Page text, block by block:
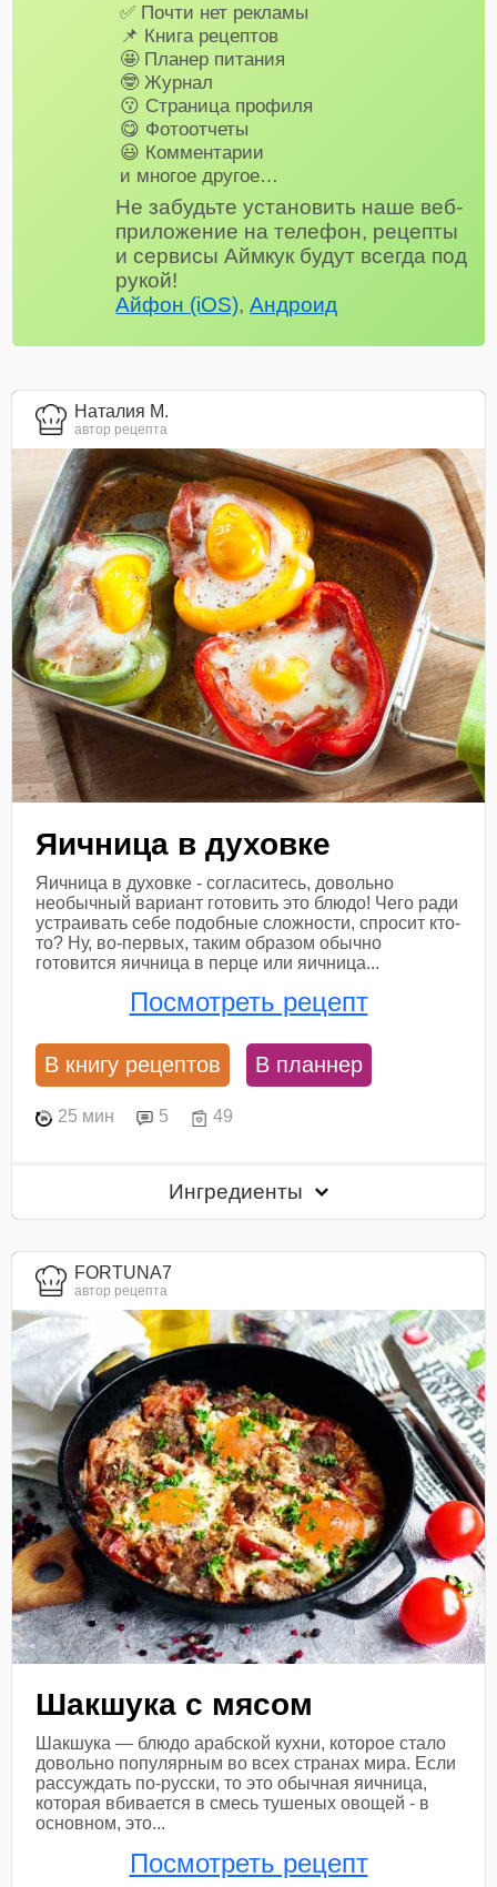
✅ Почти нет рекламы
📌 Книга рецептов
🤩 Планер питания
🤓 Журнал
😗 Страница профиля
😋 Фотоотчеты
😃 Комментарии
и многое другое…
Не забудьте установить наше веб-
приложение на телефон, рецепты
и сервисы Аймкук будут всегда под
рукой!
Айфон (iOS),Андроид
Наталия М.
автор рецепта
Яичница в духовке
Яичница в духовке - согласитесь, довольно
необычный вариант готовить это блюдо! Чего ради
устраивать себе подобные сложности, спросит кто-
то? Ну, во-первых, таким образом обычно
готовится яичница в перце или яичница...
Посмотреть рецепт
В книгу рецептов В планнер
25 мин 5 49
Ингредиенты
FORTUNA7
автор рецепта
Шакшука с мясом
Шакшука — блюдо арабской кухни, которое стало
довольно популярным во всех странах мира. Если
рассуждать по-русски, то это обычная яичница,
которая вбивается в смесь тушеных овощей - в
основном, это...
Посмотреть рецепт